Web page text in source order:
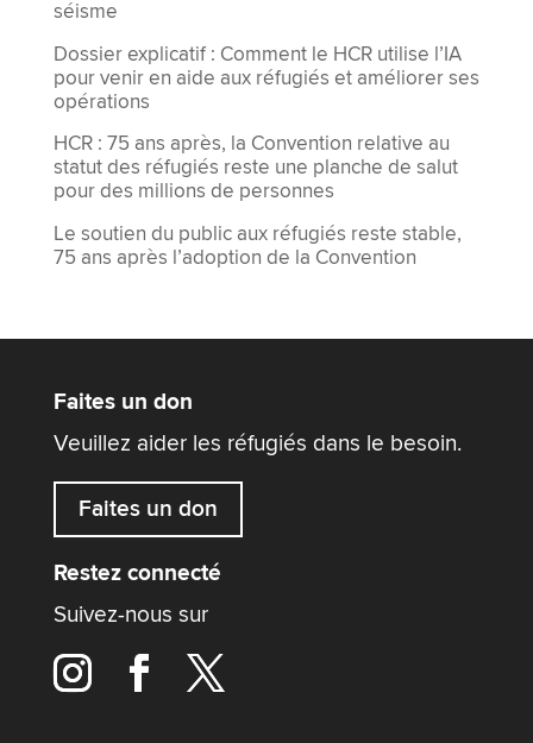
séisme
Dossier explicatif : Comment le HCR utilise l’IA
pour venir en aide aux réfugiés et améliorer ses
opérations
HCR : 75 ans après, la Convention relative au
statut des réfugiés reste une planche de salut
pour des millions de personnes
Le soutien du public aux réfugiés reste stable,
75 ans après l’adoption de la Convention
Faites un don
Veuillez aider les réfugiés dans le besoin.
Faites un don
Restez connecté
Suivez-nous sur